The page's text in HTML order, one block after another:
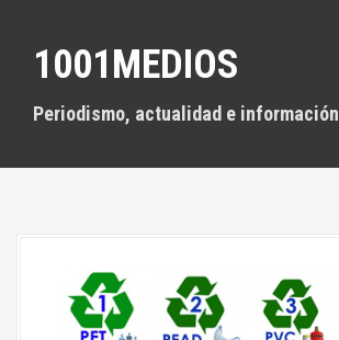
l
1001MEDIOS
Periodismo, actualidad e información